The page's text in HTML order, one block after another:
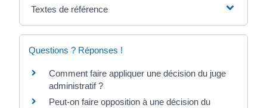
Textes de référence
Questions ? Réponses !
Comment faire appliquer une décision du juge
administratif ?
Peut-on faire opposition à une décision du